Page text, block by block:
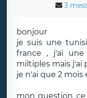
3
bonjour
je suis une
france , j'ai
miltiples mais j'ai
je n'ai que 2 mois
mon question